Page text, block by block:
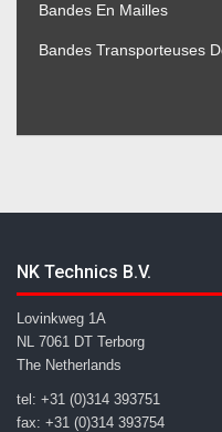
Bandes En Mailles
Bandes Transporteuses
NK Technics B.V.
Lovinkweg 1A
NL 7061 DT Terborg
The Netherlands
tel: +31 (0)314 393751
fax: +31 (0)314 393754